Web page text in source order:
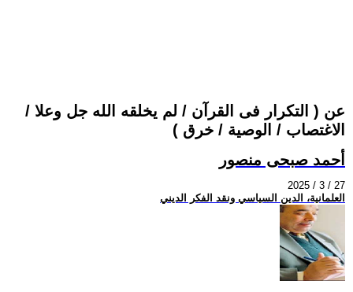
عن ( التكرار فى القرآن / لم يخلقه الله جل وعلا /
الاغتصاب / الوصية / خرق )
أحمد صبحى منصور
2025 / 3 / 27
العلمانية، الدين السياسي ونقد الفكر الديني